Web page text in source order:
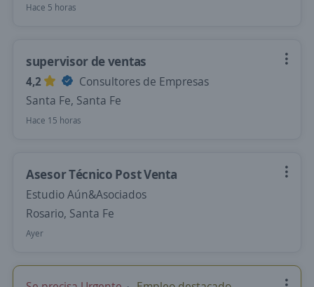
Hace 5 horas
supervisor de ventas
4,2
Consultores de Empresas
Santa Fe, Santa Fe
Hace 15 horas
Asesor Técnico Post Venta
Estudio Aún&Asociados
Rosario, Santa Fe
Ayer